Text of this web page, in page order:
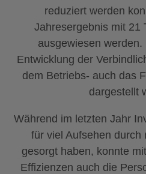
reduziert werden
Jahresergebnis mit 21
ausgewiesen
Entwicklung der
dem Betriebs- auch das
dargestellt
Während im letzten Jahr
für viel Aufsehen durch
gesorgt haben, konnte
Effizienzen auch die